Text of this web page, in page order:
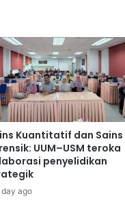
Kuantitatif dan Sains
UUM–USM teroka
penyelidikan
day ago